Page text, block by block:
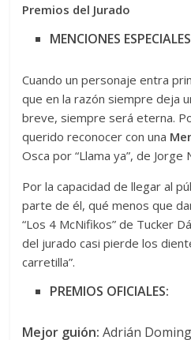
Premios del Jurado
MENCIONES
​Cuando un personaje entra
que en la razón siempre deja
breve, siempre será eterna.
querido reconocer con una
Osca por “Llama ya”, de Jorge
Por la capacidad de llegar al
parte de él, qué menos que
“Los 4 McNifikos” de Tucker
del jurado casi pierde los
carretilla”.
PREMIOS OFICIALES:
​Mejor guión: Adrián